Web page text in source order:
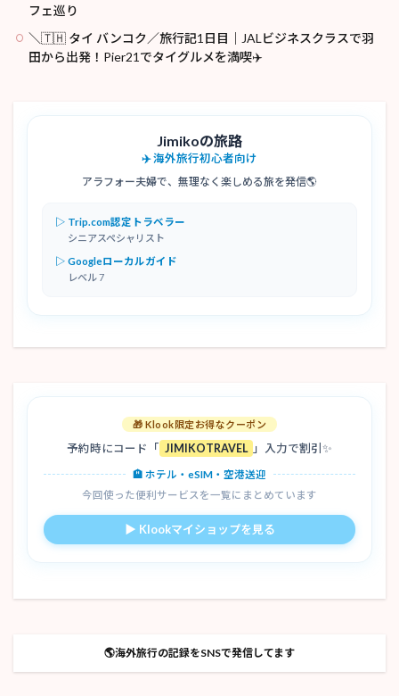
フェ巡り
＼🇹🇭 タイ バンコク／旅行記1日目｜JALビジネスクラスで羽
田から出発！Pier21でタイグルメを満喫✈️
Jimikoの旅路
✈️ 海外旅行初心者向け
アラフォー夫婦で、無理なく楽しめる旅を発信🌎
▷ Trip.com認定トラベラー
シニアスペシャリスト
▷ Googleローカルガイド
レベル 7
🎁 Klook限定お得なクーポン
予約時にコード「 JIMIKOTRAVEL 」入力で割引✨
🏨 ホテル・eSIM・空港送迎
今回使った便利サービスを一覧にまとめています
▶ Klookマイショップを見る
🌎海外旅行の記録をSNSで発信してます